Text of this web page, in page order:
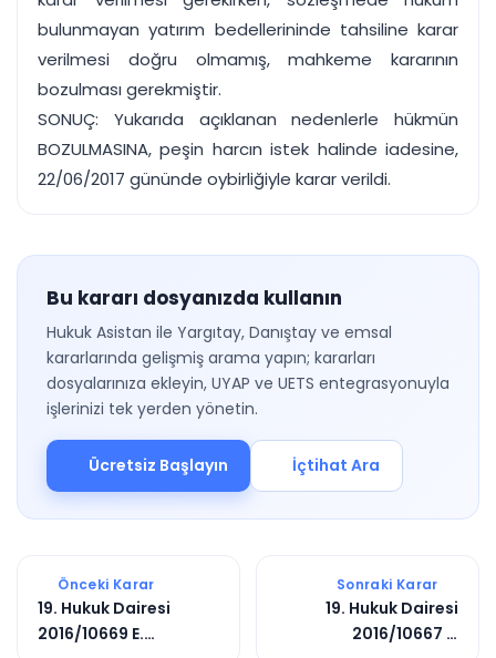
bulunmayan yatırım bedellerininde tahsiline karar
verilmesi doğru olmamış, mahkeme kararının
bozulması gerekmiştir.
SONUÇ: Yukarıda açıklanan nedenlerle hükmün
BOZULMASINA, peşin harcın istek halinde iadesine,
22/06/2017 gününde oybirliğiyle karar verildi.
Bu kararı dosyanızda kullanın
Hukuk Asistan ile Yargıtay, Danıştay ve emsal
kararlarında gelişmiş arama yapın; kararları
dosyalarınıza ekleyin, UYAP ve UETS entegrasyonuyla
işlerinizi tek yerden yönetin.
Ücretsiz Başlayın İçtihat Ara
Önceki Karar
19. Hukuk Dairesi
2016/10669 E.
Sonraki Karar
19. Hukuk Dairesi
2016/10667 E.